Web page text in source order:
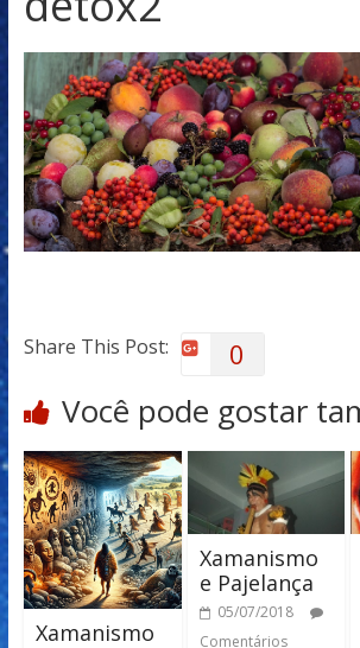
Share This Post: 0
Você pode gostar
Xamanismo
Xamanismo
e Pajelança
05/07/2018
Comentários